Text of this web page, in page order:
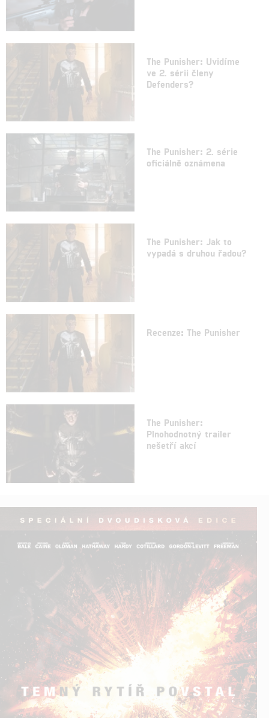
The Punisher: Uvidíme
ve 2. sérii členy
Defenders?
The Punisher: 2. série
oficiálně oznámena
The Punisher: Jak to
vypadá s druhou řadou?
Recenze: The Punisher
The Punisher:
Plnohodnotný trailer
nešetří akcí